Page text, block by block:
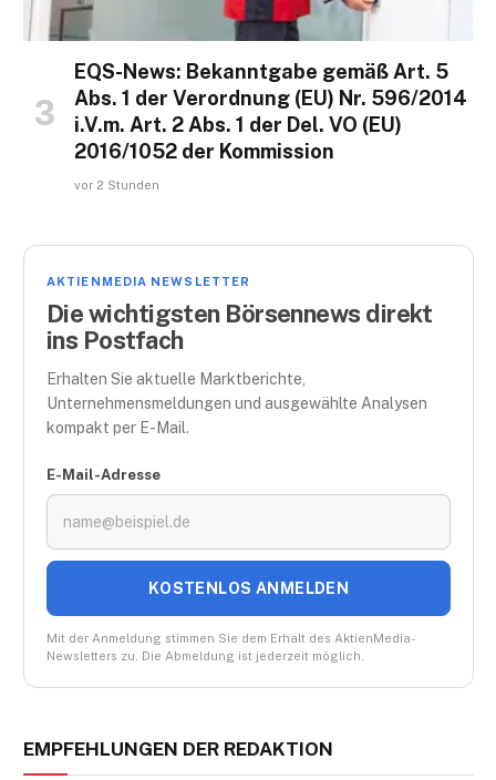
EQS-News: Bekanntgabe gemäß Art. 5
Abs. 1 der Verordnung (EU) Nr. 596/2014
i.V.m. Art. 2 Abs. 1 der Del. VO (EU)
2016/1052 der Kommission
vor 2 Stunden
AKTIENMEDIA NEWSLETTER
Die wichtigsten Börsennews direkt
ins Postfach
Erhalten Sie aktuelle Marktberichte,
Unternehmensmeldungen und ausgewählte Analysen
kompakt per E-Mail.
E-Mail-Adresse
KOSTENLOS ANMELDEN
Mit der Anmeldung stimmen Sie dem Erhalt des AktienMedia-
Newsletters zu. Die Abmeldung ist jederzeit möglich.
EMPFEHLUNGEN DER REDAKTION